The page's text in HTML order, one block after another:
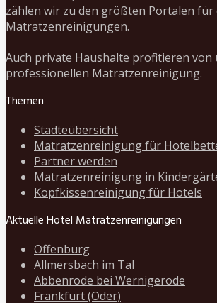
zählen wir zu den größten Portalen für
Matratzenreinigungen.
Auch private Haushalte profitieren von
professionellen Matratzenreinigung.
Themen
Städteübersicht
Matratzenreinigung für
Partner werden
Matratzenreinigung in
Kopfkissenreinigung für Hotels
Aktuelle Hotel Matratzenreinigungen
Offenburg
Allmersbach im Tal
Abbenrode bei Wernigerode
Frankfurt (Oder)